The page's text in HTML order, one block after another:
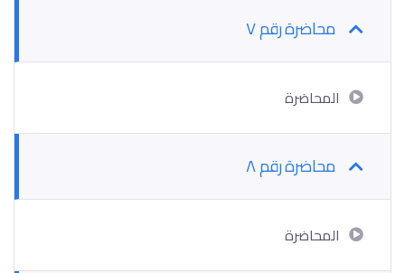
محاضرة رقم ٧
المحاضرة
محاضرة رقم ٨
المحاضرة